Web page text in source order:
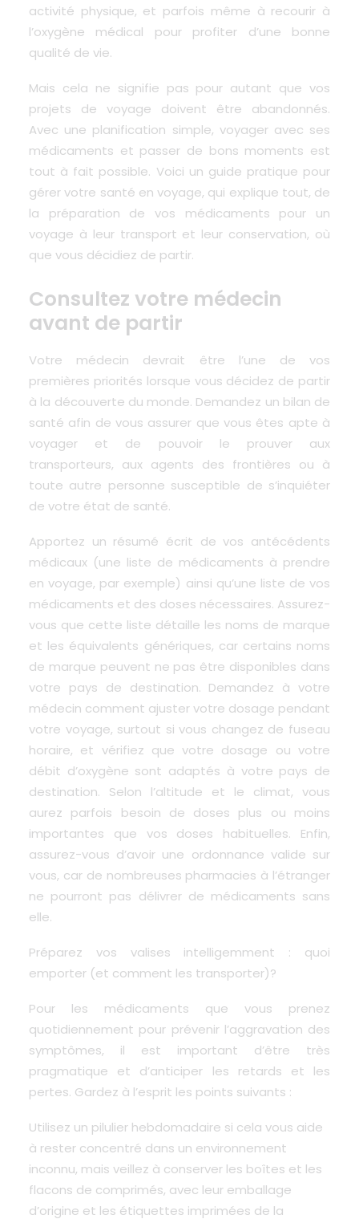
activité physique, et parfois même à recourir à
l’oxygène médical pour profiter d’une bonne
qualité de vie.
Mais cela ne signifie pas pour autant que vos
projets de voyage doivent être abandonnés.
Avec une planification simple, voyager avec ses
médicaments et passer de bons moments est
tout à fait possible. Voici un guide pratique pour
gérer votre santé en voyage, qui explique tout, de
la préparation de vos médicaments pour un
voyage à leur transport et leur conservation, où
que vous décidiez de partir.
Consultez votre médecin
avant de partir
Votre médecin devrait être l’une de vos
premières priorités lorsque vous décidez de partir
à la découverte du monde. Demandez un bilan de
santé afin de vous assurer que vous êtes apte à
voyager et de pouvoir le prouver aux
transporteurs, aux agents des frontières ou à
toute autre personne susceptible de s’inquiéter
de votre état de santé.
Apportez un résumé écrit de vos antécédents
médicaux (une liste de médicaments à prendre
en voyage, par exemple) ainsi qu’une liste de vos
médicaments et des doses nécessaires. Assurez-
vous que cette liste détaille les noms de marque
et les équivalents génériques, car certains noms
de marque peuvent ne pas être disponibles dans
votre pays de destination. Demandez à votre
médecin comment ajuster votre dosage pendant
votre voyage, surtout si vous changez de fuseau
horaire, et vérifiez que votre dosage ou votre
débit d’oxygène sont adaptés à votre pays de
destination. Selon l’altitude et le climat, vous
aurez parfois besoin de doses plus ou moins
importantes que vos doses habituelles. Enfin,
assurez-vous d’avoir une ordonnance valide sur
vous, car de nombreuses pharmacies à l’étranger
ne pourront pas délivrer de médicaments sans
elle.
Préparez vos valises intelligemment : quoi
emporter (et comment les transporter)?
Pour les médicaments que vous prenez
quotidiennement pour prévenir l’aggravation des
symptômes, il est important d’être très
pragmatique et d’anticiper les retards et les
pertes. Gardez à l’esprit les points suivants :
Utilisez un pilulier hebdomadaire si cela vous aide
à rester concentré dans un environnement
inconnu, mais veillez à conserver les boîtes et les
flacons de comprimés, avec leur emballage
d’origine et les étiquettes imprimées de la